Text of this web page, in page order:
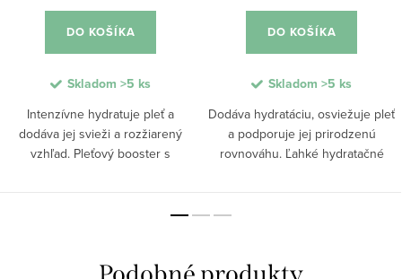
DO KOŠÍKA
Skladom >5 ks
Intenzívne hydratuje pleť a
dodáva jej svieži a rozžiarený
vzhľad. Pleťový booster s
okamžitú aj dlhotrvajúcu výživu
DO KOŠÍKA
Skladom >5 ks
Dodáva hydratáciu, osviežuje pleť
a podporuje jej prirodzenú
rovnováhu. Ľahké hydratačné
posilňuje kožnú bariéru. Vďaka